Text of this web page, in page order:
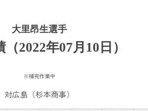
大里昂生選手
2022年07月10日）
※補完作業中
対広島 （杉本商事）